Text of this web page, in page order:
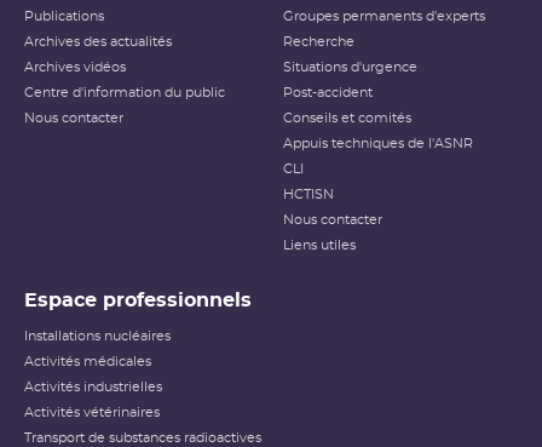
Publications
Archives des actualités
Archives vidéos
Centre d'information du public
Nous contacter
Groupes permanents d'experts
Recherche
Situations d'urgence
Post-accident
Conseils et comités
Appuis techniques de l'ASNR
CLI
HCTISN
Nous contacter
Liens utiles
Espace professionnels
Installations nucléaires
Activités médicales
Activités industrielles
Activités vétérinaires
Transport de substances radioactives